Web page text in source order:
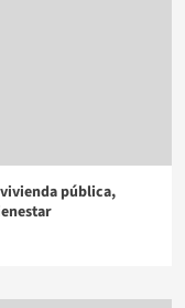
pública,